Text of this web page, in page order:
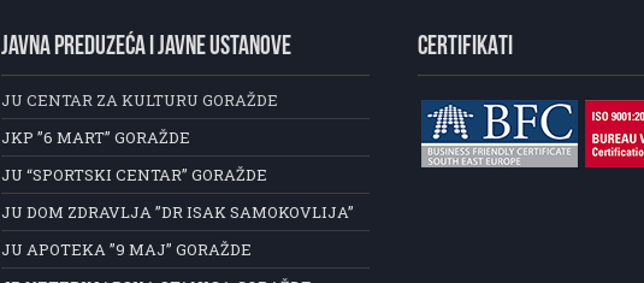
JAVNA PREDUZEĆA I JAVNE USTANOVE
JU CENTAR ZA KULTURU GORAŽDE
JKP ”6 MART” GORAŽDE
JU “SPORTSKI CENTAR” GORAŽDE
JU DOM ZDRAVLJA ”DR ISAK SAMOKOVLIJA”
JU APOTEKA ”9 MAJ” GORAŽDE
CERTIFIKATI